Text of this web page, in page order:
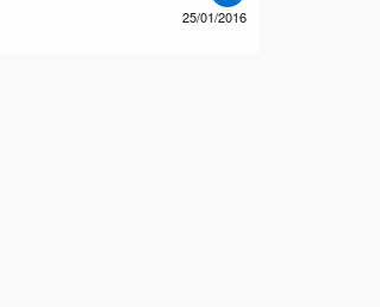
25/01/2016